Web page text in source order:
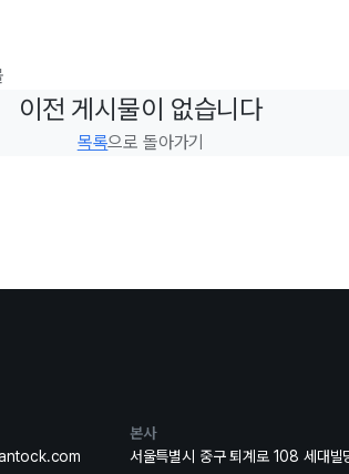
이전 게시물이 없습니다
목록으로 돌아가기
본사
서울특별시 중구 퇴계로 108 세대